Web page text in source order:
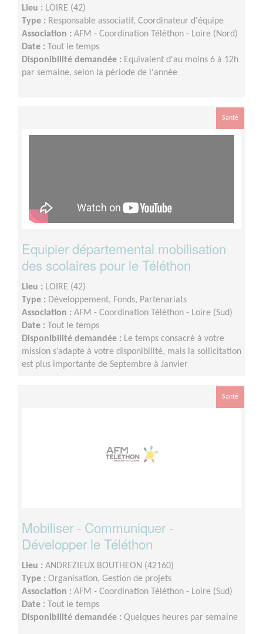
Lieu : LOIRE (42)
Type : Responsable associatif, Coordinateur d'équipe
Association : AFM - Coordination Téléthon - Loire (Nord)
Date :
Tout le temps
Disponibilité demandée : Equivalent d'au moins 6 à 12h
par semaine, selon la période de l'année
Santé
Equipier départemental mobilisation
des scolaires pour le Téléthon
Lieu : LOIRE (42)
Type : Développement, Fonds, Partenariats
Association : AFM - Coordination Téléthon - Loire (Sud)
Date :
Tout le temps
Disponibilité demandée : Le temps consacré à votre
mission s’adapte à votre disponibilité, mais la sollicitation
est plus importante de Septembre à Janvier
Santé
Mobiliser - Communiquer -
Développer le Téléthon
Lieu : ANDREZIEUX BOUTHEON (42160)
Type : Organisation, Gestion de projets
Association : AFM - Coordination Téléthon - Loire (Sud)
Date :
Tout le temps
Disponibilité demandée : Quelques heures par semaine